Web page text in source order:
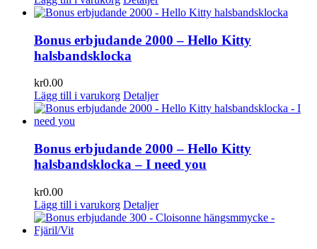
Bonus erbjudande 2000 – Hello Kitty
halsbandsklocka
kr0.00
Lägg till i varukorg Detaljer
Bonus erbjudande 2000 – Hello Kitty
halsbandsklocka – I need you
kr0.00
Lägg till i varukorg Detaljer